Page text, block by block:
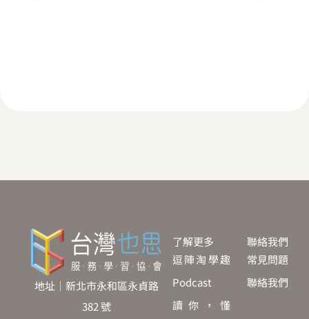
了解更多
逗陣淘學趣
Podcast
讀你，懂
地址｜新北市永和區永貞路
382 號
聯絡我們
常見問題
聯絡我們